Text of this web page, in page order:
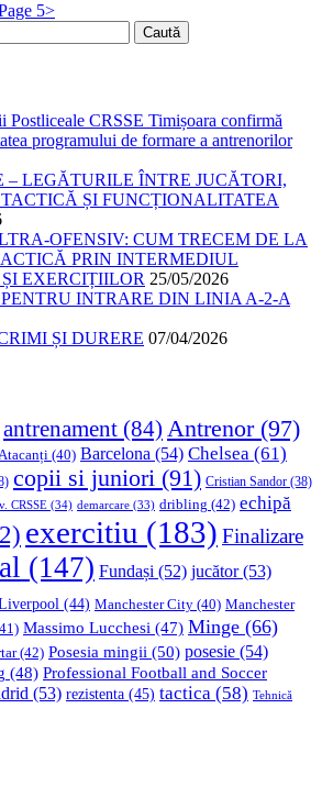
5>
Postliceale CRSSE Timișoara confirmă
programului de formare a antrenorilor
– LEGĂTURILE ÎNTRE JUCĂTORI,
ȘI FUNCȚIONALITATEA
OFENSIV: CUM TRECEM DE LA
PRIN INTERMEDIUL
EXERCIȚIILOR 25/05/2026
INTRARE DIN LINIA A-2-A
ȘI DURERE 07/04/2026
antrenament (84) Antrenor(97)
(40) Barcelona (54) Chelsea (61)
copii si juniori (91) Cristian Sandor (38)
CRSSE (34) demarcare (33) dribling (42) echipă
exercitiu (183) Finalizare
(147) Fundași (52) jucător(53)
(44) Manchester City (40) Manchester
Massimo Lucchesi (47) Minge (66)
(42) Posesia mingii (50) posesie (54)
(48) Professional Football and Soccer
(53) rezistenta (45) tactica (58) Tehnică